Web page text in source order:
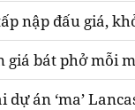
nập đấu giá,
bát phở mỗi
án ‘ma’